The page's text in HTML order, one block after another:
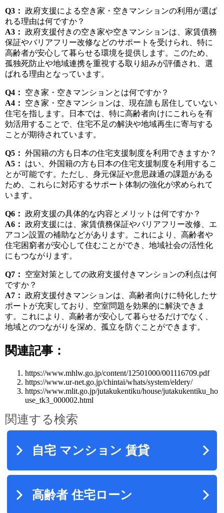
Q3： 政府支援による空き家・空きマンションの利用が選ば
れる理由は何ですか？
A3： 政府支援付きの空き家や空きマンションは、家賃債務
保証やバリアフリー改修などのサポートを受けられ、特に
高齢者が安心して暮らせる環境を提供します。このため、
孤独死防止や地域連携を重視する取り組みが評価され、選
ばれる理由となっています。
Q4：
空き家・空きマンションとは何ですか？
A4：
空き家・空きマンションは、現在誰も居住していない
住宅を指します。日本では、特に高齢者向けにこれらを有
効活用することで、住宅不足の解決や地域再生に寄与する
ことが期待されています。
Q5： 外国籍の方も日本の住宅支援制度を利用できますか？
A5：
はい、外国籍の方も日本の住宅支援制度を利用するこ
とが可能です。ただし、身元保証や意思疎通の課題がある
ため、これらに対応するサポート体制の強化が求められて
います。
Q6： 政府支援の具体的な内容とメリットは何ですか？
A6： 政府支援には、家賃債務保証やバリアフリー改修、エ
アコン設置の補助などがあります。これにより、高齢者や
住宅困窮者が安心して住むことができ、地域社会の活性化
にもつながります。
Q7：
空室対策としての政府支援付きマンションの利点は何
ですか？
A7： 政府支援付きマンションは、高齢者向けに特化したサ
ポートが充実しており、空室問題を効果的に解決できま
す。これにより、高齢者が安心して暮らせるだけでなく、
地域とのつながりを深め、孤立を防ぐことができます。
関連記事：
https://www.mhlw.go.jp/content/12501000/001116709.pdf
https://www.ur-net.go.jp/chintai/whats/system/eldery/
https://www.mlit.go.jp/jutakukentiku/house/jutakukentiku_ho
use_tk3_000002.html